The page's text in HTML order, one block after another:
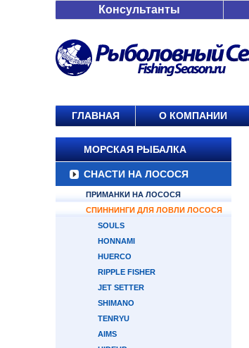
Консультанты
ГЛАВНАЯ О КОМПАНИИ
МОРСКАЯ РЫБАЛКА
СНАСТИ НА ЛОСОСЯ
ПРИМАНКИ НА ЛОСОСЯ
СПИННИНГИ ДЛЯ ЛОВЛИ ЛОСОСЯ
SOULS
HONNAMI
HUERCO
RIPPLE FISHER
JET SETTER
SHIMANO
TENRYU
AIMS